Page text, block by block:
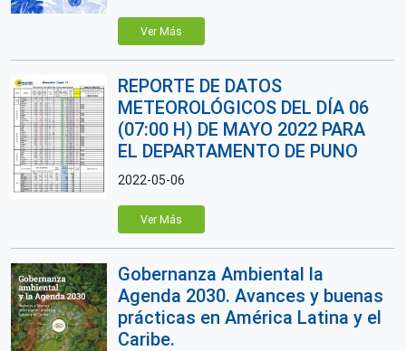
Ver Más
REPORTE DE DATOS
METEOROLÓGICOS DEL DÍA 06
(07:00 H) DE MAYO 2022 PARA
EL DEPARTAMENTO DE PUNO
2022-05-06
Ver Más
Gobernanza Ambiental la
Agenda 2030. Avances y buenas
prácticas en América Latina y el
Caribe.